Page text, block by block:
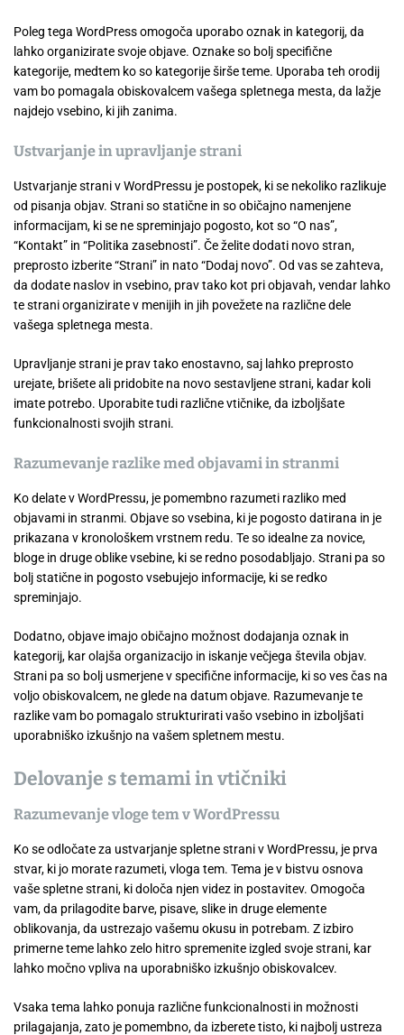
Poleg tega WordPress omogoča uporabo oznak in kategorij, da
lahko organizirate svoje objave. Oznake so bolj specifične
kategorije, medtem ko so kategorije širše teme. Uporaba teh orodij
vam bo pomagala obiskovalcem vašega spletnega mesta, da lažje
najdejo vsebino, ki jih zanima.
Ustvarjanje in upravljanje strani
Ustvarjanje strani v WordPressu je postopek, ki se nekoliko razlikuje
od pisanja objav. Strani so statične in so običajno namenjene
informacijam, ki se ne spreminjajo pogosto, kot so “O nas”,
“Kontakt” in “Politika zasebnosti”. Če želite dodati novo stran,
preprosto izberite “Strani” in nato “Dodaj novo”. Od vas se zahteva,
da dodate naslov in vsebino, prav tako kot pri objavah, vendar lahko
te strani organizirate v menijih in jih povežete na različne dele
vašega spletnega mesta.
Upravljanje strani je prav tako enostavno, saj lahko preprosto
urejate, brišete ali pridobite na novo sestavljene strani, kadar koli
imate potrebo. Uporabite tudi različne vtičnike, da izboljšate
funkcionalnosti svojih strani.
Razumevanje razlike med objavami in stranmi
Ko delate v WordPressu, je pomembno razumeti razliko med
objavami in stranmi. Objave so vsebina, ki je pogosto datirana in je
prikazana v kronološkem vrstnem redu. Te so idealne za novice,
bloge in druge oblike vsebine, ki se redno posodabljajo. Strani pa so
bolj statične in pogosto vsebujejo informacije, ki se redko
spreminjajo.
Dodatno, objave imajo običajno možnost dodajanja oznak in
kategorij, kar olajša organizacijo in iskanje večjega števila objav.
Strani pa so bolj usmerjene v specifične informacije, ki so ves čas na
voljo obiskovalcem, ne glede na datum objave. Razumevanje te
razlike vam bo pomagalo strukturirati vašo vsebino in izboljšati
uporabniško izkušnjo na vašem spletnem mestu.
Delovanje s temami in vtičniki
Razumevanje vloge tem v WordPressu
Ko se odločate za ustvarjanje spletne strani v WordPressu, je prva
stvar, ki jo morate razumeti, vloga tem. Tema je v bistvu osnova
vaše spletne strani, ki določa njen videz in postavitev. Omogoča
vam, da prilagodite barve, pisave, slike in druge elemente
oblikovanja, da ustrezajo vašemu okusu in potrebam. Z izbiro
primerne teme lahko zelo hitro spremenite izgled svoje strani, kar
lahko močno vpliva na uporabniško izkušnjo obiskovalcev.
Vsaka tema lahko ponuja različne funkcionalnosti in možnosti
prilagajanja, zato je pomembno, da izberete tisto, ki najbolj ustreza